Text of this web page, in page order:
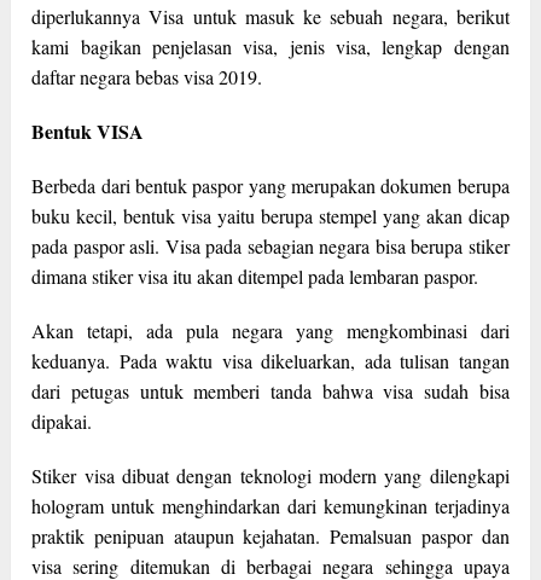
diperlukannya Visa untuk masuk ke sebuah negara, berikut
kami bagikan penjelasan visa, jenis visa, lengkap dengan
daftar negara bebas visa 2019.
Bentuk VISA
Berbeda dari bentuk paspor yang merupakan dokumen berupa
buku kecil, bentuk visa yaitu berupa stempel yang akan dicap
pada paspor asli. Visa pada sebagian negara bisa berupa stiker
dimana stiker visa itu akan ditempel pada lembaran paspor.
Akan tetapi, ada pula negara yang mengkombinasi dari
keduanya. Pada waktu visa dikeluarkan, ada tulisan tangan
dari petugas untuk memberi tanda bahwa visa sudah bisa
dipakai.
Stiker visa dibuat dengan teknologi modern yang dilengkapi
hologram untuk menghindarkan dari kemungkinan terjadinya
praktik penipuan ataupun kejahatan. Pemalsuan paspor dan
visa sering ditemukan di berbagai negara sehingga upaya